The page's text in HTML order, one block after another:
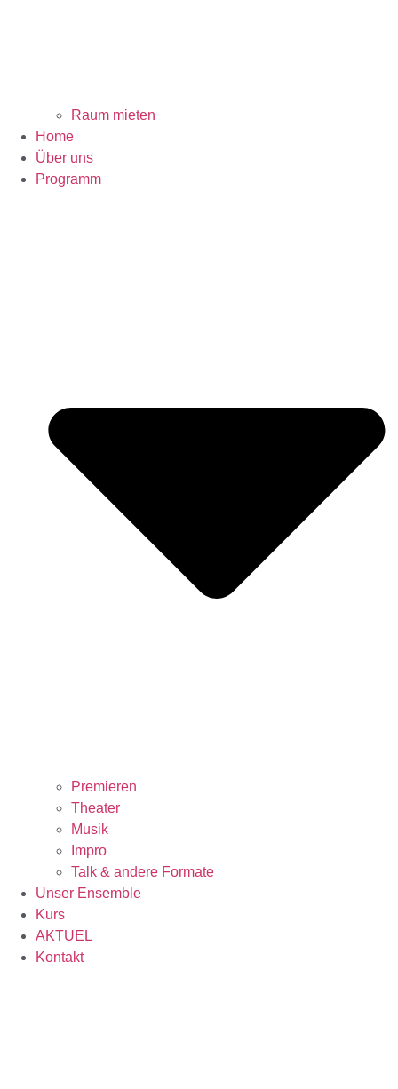
Raum mieten
Home
Über uns
Programm
Premieren
Theater
Musik
Impro
Talk & andere Formate
Unser Ensemble
Kurs
AKTUEL
Kontakt